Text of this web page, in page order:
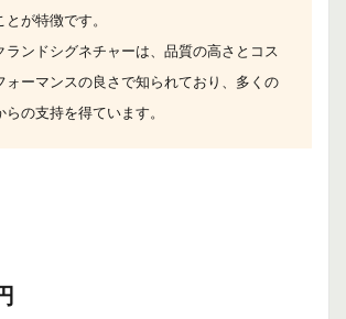
とが特徴です。
ランドシグネチャーは、 品質の高さとコス
ォーマンスの良さで知られており、多くの
らの支持を得ています。